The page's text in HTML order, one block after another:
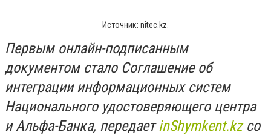
Источник: nitec.kz.
Первым онлайн-подписанным
документом стало Соглашение об
интеграции информационных систем
Национального удостоверяющего центра
и Альфа-Банка, передаетinShymkent.kzсо